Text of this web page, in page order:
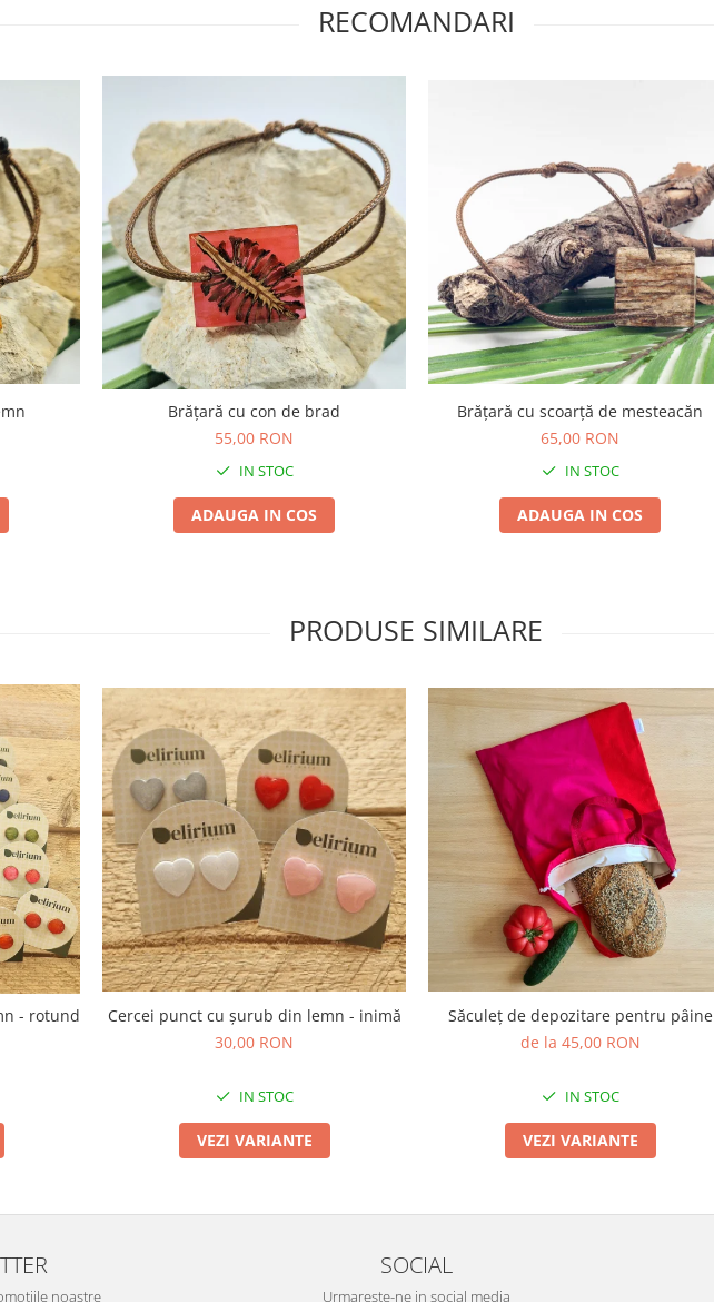
RECOMANDARI
Brățară cu con de brad
55,00 RON
IN STOC
ADAUGA IN COS
Brățară cu scoarță de mesteacăn
65,00 RON
IN STOC
ADAUGA IN COS
PRODUSE SIMILARE
- rotund
Cercei punct cu șurub din lemn - inimă
30,00 RON
IN STOC
VEZI VARIANTE
Săculeț de depozitare pentru pâine
de la 45,00 RON
IN STOC
VEZI VARIANTE
noastre
SOCIAL
Urmareste-ne in social media